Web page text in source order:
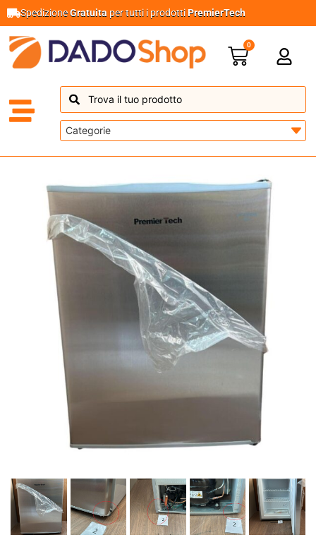
SpedizioneGratuita per tutti i prodottiPremierTech
0